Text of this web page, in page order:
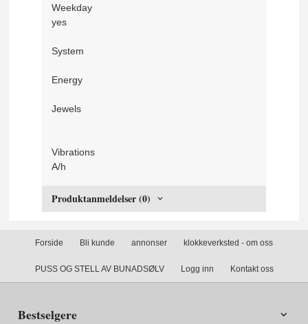
Weekday
yes
System
Energy
Jewels
Vibrations
A/h
Produktanmeldelser (0)
Forside Bli kunde annonser klokkeverksted - om oss
PUSS OG STELL AV BUNADSØLV Logg inn Kontakt oss
Bestselgere